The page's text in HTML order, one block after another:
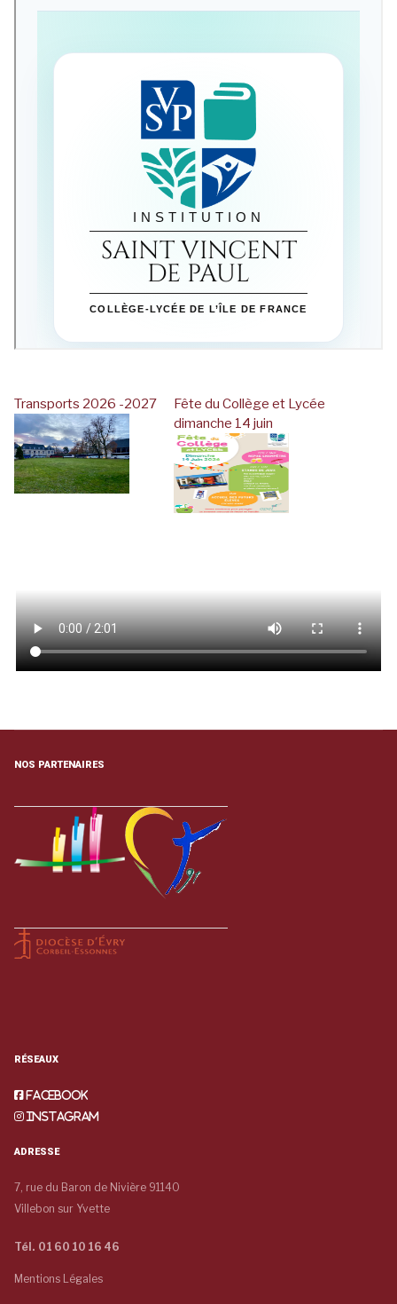
Transports 2026 -2027
Fête du Collège et Lycée
dimanche 14 juin
NOS PARTENAIRES
RÉSEAUX
Facebook
Instagram
ADRESSE
7, rue du Baron de Nivière 91140
Villebon sur Yvette
Tél. 01 60 10 16 46
Mentions Légales